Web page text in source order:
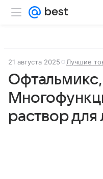
21 августа 2025 Лучшие
раствор для